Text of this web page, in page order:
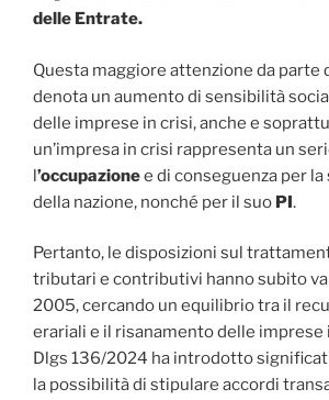
delle Entrate.
Questa maggiore attenzione da parte
denota un aumento di sensibilità
delle imprese in crisi, anche e
un’impresa in crisi rappresenta un
l’occupazionee di conseguenza per
della nazione, nonché per il suo PI.
Pertanto, le disposizioni sul
tributari e contributivi hanno subito
2005, cercando un equilibrio tra il
erariali e il risanamento delle imprese
Dlgs 136/2024 ha introdotto
la possibilità di stipulare accordi